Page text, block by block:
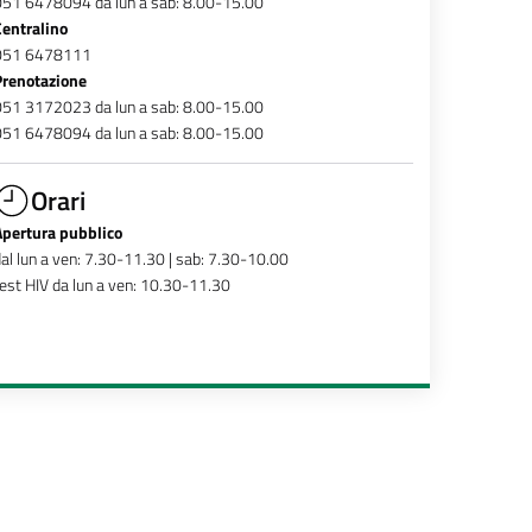
6478111
3172023 da lun a sab: 8.00-15.00
6478094 da lun a sab: 8.00-15.00
Orari
pubblico
lun a ven: 7.30-11.30 | sab: 7.30-10.00
HIV da lun a ven: 10.30-11.30